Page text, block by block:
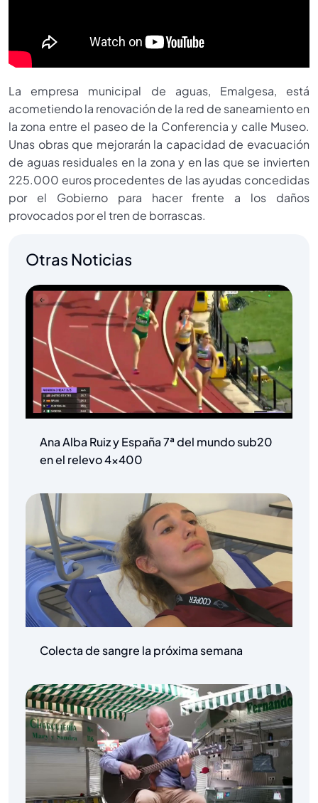
La empresa municipal de aguas, Emalgesa, está
acometiendo la renovación de la red de saneamiento en
la zona entre el paseo de la Conferencia y calle Museo.
Unas obras que mejorarán la capacidad de evacuación
de aguas residuales en la zona y en las que se invierten
225.000 euros procedentes de las ayudas concedidas
por el Gobierno para hacer frente a los daños
provocados por el tren de borrascas.
Otras Noticias
Ana Alba Ruiz y España 7ª del mundo sub20
en el relevo 4×400
Colecta de sangre la próxima semana